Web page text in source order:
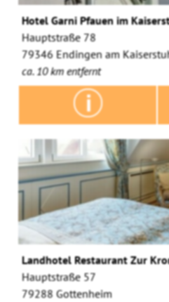
Hotel Garni Pfauen im
Hauptstraße 78
79346 Endingen am
ca. 10 km entfernt
Landhotel Restaurant Zur
Hauptstraße 57
79288 Gottenheim